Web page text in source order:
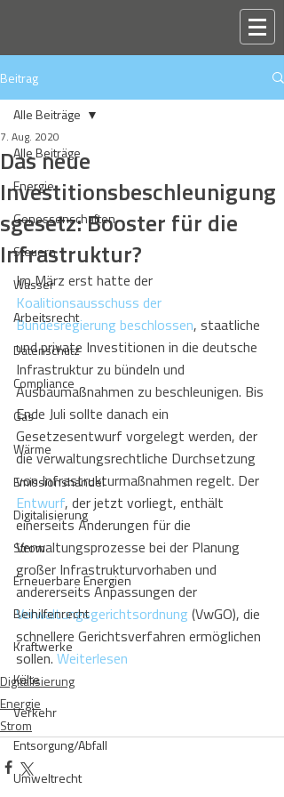
Beitrag
Alle Beiträge
Energie
Genossenschaften
Steuern
Wasser
Arbeitsrecht
Datenschutz
Compliance
Gas
Wärme
Emissionshandel
Digitalisierung
Strom
Erneuerbare Energien
Beihilfenrecht
Kraftwerke
Kälte
Verkehr
Entsorgung/Abfall
Umweltrecht
Alle Beiträge
Das neue
Investitionsbeschleunigung
sgesetz: Booster für die
Infrastruktur?
7. Aug. 2020
Im März erst hatte der
Koalitionsausschuss der
Bundesregierung beschlossen, staatliche
und private Investitionen in die deutsche
Infrastruktur zu bündeln und
Ausbaumaßnahmen zu beschleunigen. Bis
Ende Juli sollte danach ein
Gesetzesentwurf vorgelegt werden, der
die verwaltungsrechtliche Durchsetzung
von Infrastrukturmaßnahmen regelt. Der
Entwurf, der jetzt vorliegt, enthält
einerseits Änderungen für die
Verwaltungsprozesse bei der Planung
großer Infrastrukturvorhaben und
andererseits Anpassungen der
Verwaltungsgerichtsordnung (VwGO), die
schnellere Gerichtsverfahren ermöglichen
sollen.Weiterlesen
Digitalisierung
Energie
Strom